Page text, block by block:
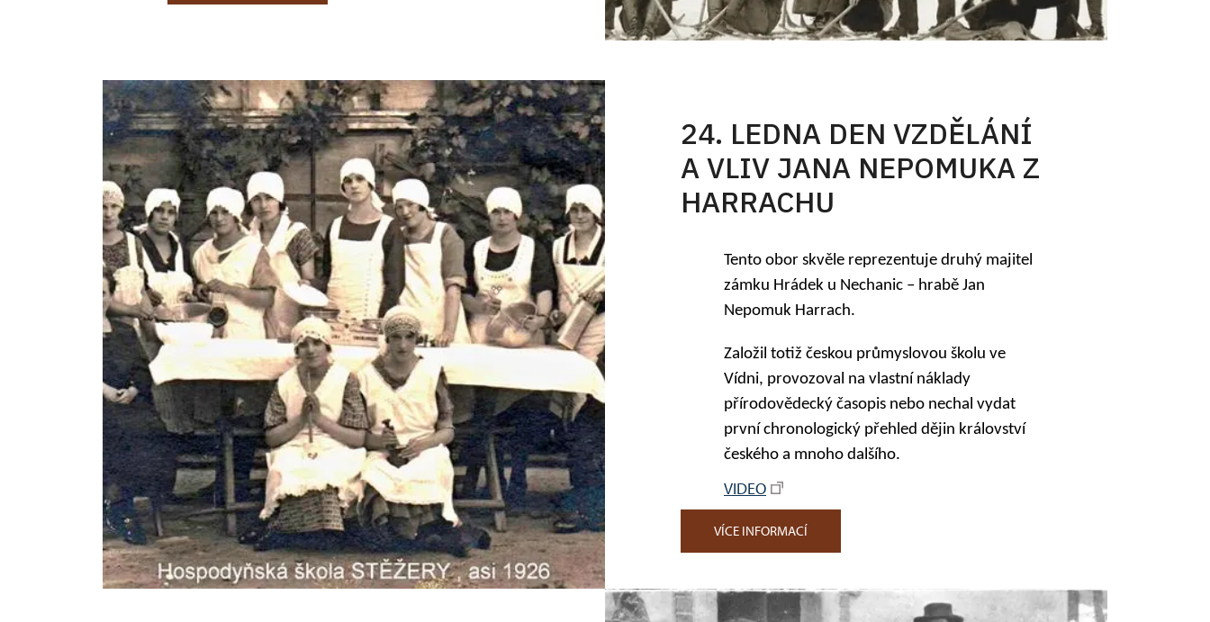
24. LEDNA DEN VZDĚLÁNÍ
A VLIV JANA NEPOMUKA Z
HARRACHU
Tento obor skvěle reprezentuje druhý majitel
zámku Hrádek u Nechanic – hrabě Jan
Nepomuk Harrach.
Založil totiž českou průmyslovou školu ve
Vídni, provozoval na vlastní náklady
přírodovědecký časopis nebo nechal vydat
první chronologický přehled dějin království
českého a mnoho dalšího.
VIDEO
VÍCE INFORMACÍ